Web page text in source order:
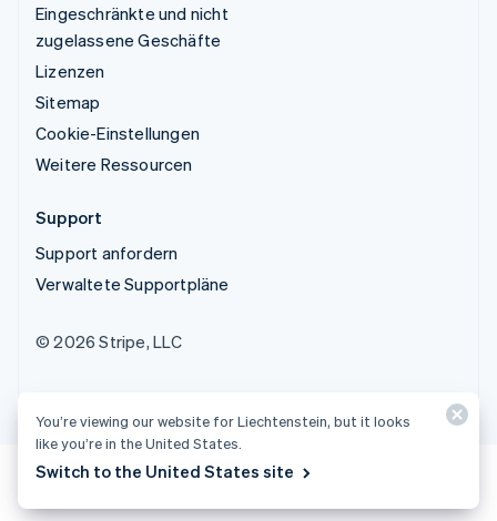
Eingeschränkte und nicht
zugelassene Geschäfte
Lizenzen
Sitemap
Cookie-Einstellungen
Weitere Ressourcen
Support
Support anfordern
Verwaltete Supportpläne
© 2026 Stripe, LLC
You’re viewing our website for Liechtenstein, but it looks
like you’re in the United States.
Switch to the United States site